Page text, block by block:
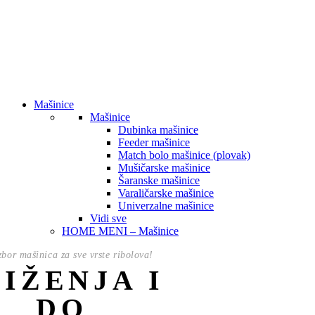
Mašinice
Mašinice
Dubinka mašinice
Feeder mašinice
Match bolo mašinice (plovak)
Mušičarske mašinice
Šaranske mašinice
Varaličarske mašinice
Univerzalne mašinice
Vidi sve
HOME MENI – Mašinice
mašinica za sve vrste ribolova!
I
DO